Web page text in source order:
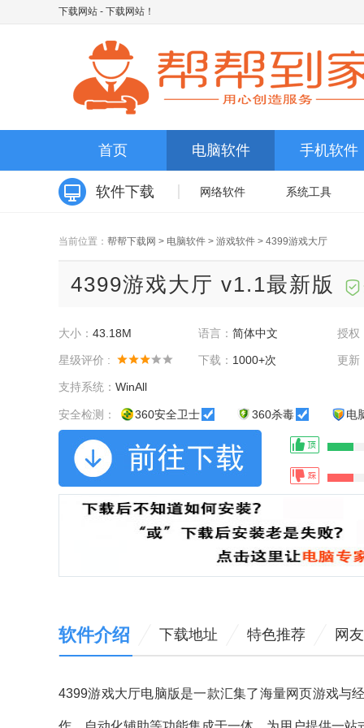
下载网站 - 下载网站！
首页 电脑软件 手机软件
软件下载 网络软件 系统工具
当前位置： 帮帮下载网 > 电脑软件 > 游戏软件 > 4399游戏大厅
4399游戏大厅 v1.1最新版
大小： 43.18M 语言： 简体中文 授权
星级评价 : 下载： 1000+次 更新
支持系统： WinAll
安全检测： 360安全卫士 360杀毒 电
软件介绍 下载地址 特色推荐 网
4399游戏大厅电脑版是一款汇集了海量网页游戏与